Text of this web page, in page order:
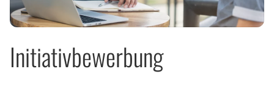
Initiativbewerbung